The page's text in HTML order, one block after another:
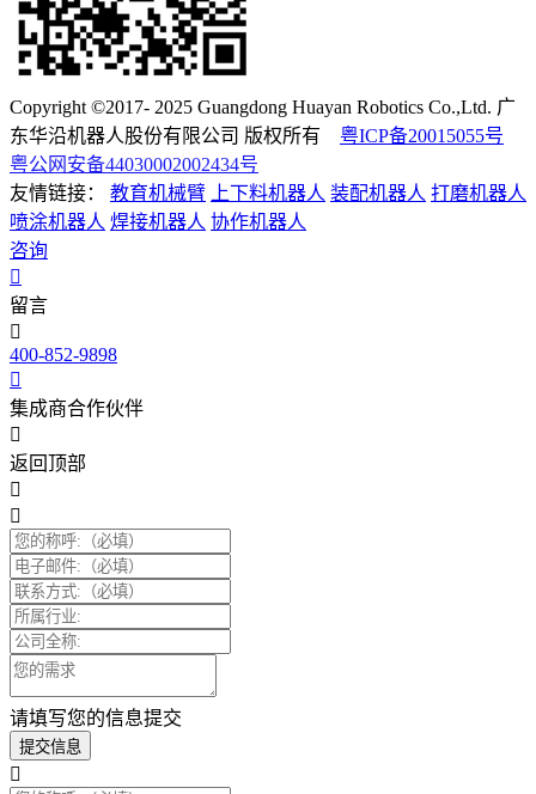
Copyright ©2017- 2025 Guangdong Huayan Robotics Co.,Ltd. 广
东华沿机器人股份有限公司 版权所有 粤ICP备20015055号
粤公网安备44030002002434号
友情链接：
教育机械臂 上下料机器人 装配机器人 打磨机器人
喷涂机器人 焊接机器人 协作机器人
咨询
留言
400-852-9898
集成商合作伙伴
返回顶部
请填写您的信息提交
提交信息